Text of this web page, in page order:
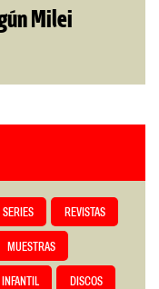
Milei
SERIES REVISTAS
MUESTRAS
INFANTIL DISCOS